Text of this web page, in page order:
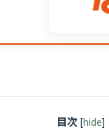
目次 [hide]